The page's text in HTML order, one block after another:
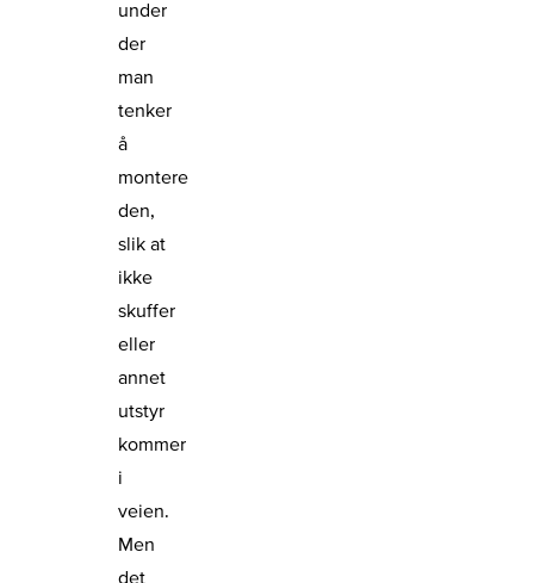
under
der
man
tenker
å
montere
den,
slik at
ikke
skuffer
eller
annet
utstyr
kommer
i
veien.
Men
det